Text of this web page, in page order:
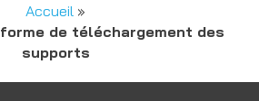
Accueil »
de téléchargement des
supports